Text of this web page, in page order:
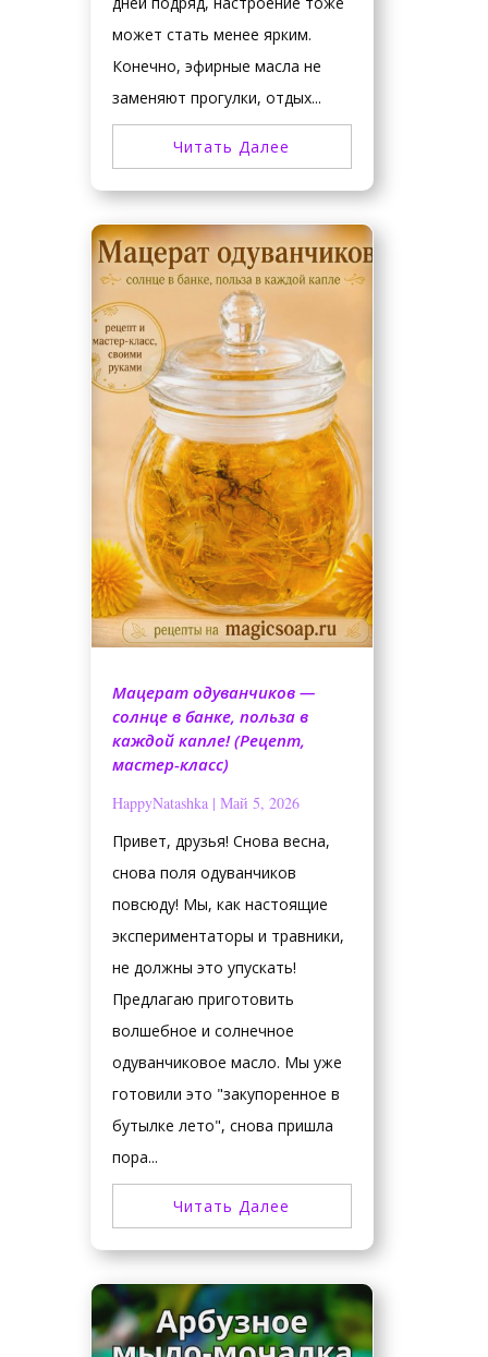
может стать менее ярким.
Конечно, эфирные масла не
заменяют прогулки, отдых...
Читать Далее
Мацерат одуванчиков —
солнце в банке, польза в
каждой капле! (Рецепт,
мастер-класс)
HappyNatashka| Май 5, 2026
Привет, друзья! Снова весна,
снова поля одуванчиков
повсюду! Мы, как настоящие
экспериментаторы и травники,
не должны это упускать!
Предлагаю приготовить
волшебное и солнечное
одуванчиковое масло. Мы уже
готовили это "закупоренное в
бутылке лето", снова пришла
пора...
Читать Далее